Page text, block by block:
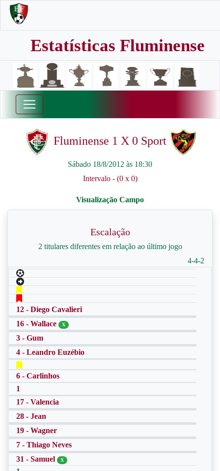
Estatísticas Fluminense
Fluminense 1 X 0 Sport
Sábado 18/8/2012 às 18:30
Intervalo - (0 x 0)
Escalação
2 titulares diferentes em relação ao último jogo
4-4-2
12 - Diego Cavalieri
16 - Wallace
X
3 - Gum
4 - Leandro Euzébio
6 - Carlinhos
1
17 - Valencia
28 - Jean
19 - Wagner
7 - Thiago Neves
31 - Samuel
X